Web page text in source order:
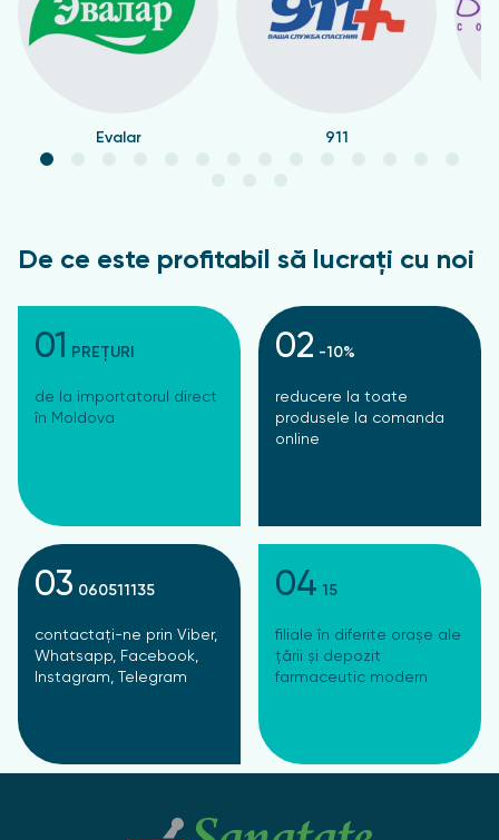
Evalar 911
De ce este profitabil să lucrați cu noi
01 PREȚURI
de la importatorul direct
în Moldova
02 -10%
reducere la toate
produsele la comanda
online
03 060511135
contactați-ne prin Viber,
Whatsapp, Facebook,
Instagram, Telegram
04 15
filiale în diferite orașe ale
țării și depozit
farmaceutic modern